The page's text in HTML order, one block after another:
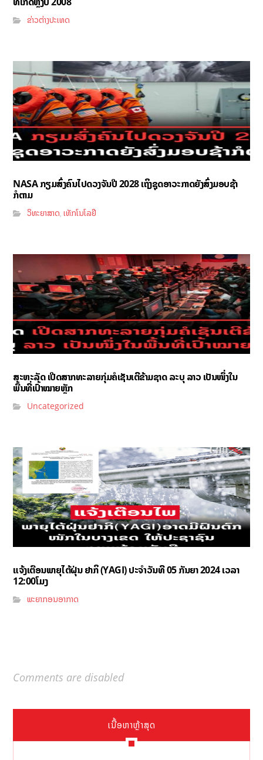
ຂ່າວຕ່າງປະເທດ
NASA ກຽມສົ່ງຄົນໄປດວງຈັນປີ 2028 ເຖິງຊຸດອາວະກາດຍັງສົ່ງມອບຊ້າ
ກໍຕາມ
ວິທະຍາສາດ,ເທັກໂນໂລຢີ
ສະຫະລັດ ເປີດສາກທະລາຍກຸ່ມຄໍເຊັນເຕີຂ້າມຊາດ ລະບຸ ລາວ ເປັນໜຶ່ງໃນ
ພື້ນທີ່ເປົ້າໝາຍຫຼັກ
Uncategorized
ແຈ້ງເຕືອນພາຍຸໄຕ້ຝຸ່ນ ຢາກິ (YAGI)​ ປະຈໍາວັນທີ 05 ກັນຍາ 2024 ເວລາ
12:00ໂມງ
ພະຍາກອນອາກາດ
Comments are disabled
ເນື້ອຫາຫຼ້າສຸດ